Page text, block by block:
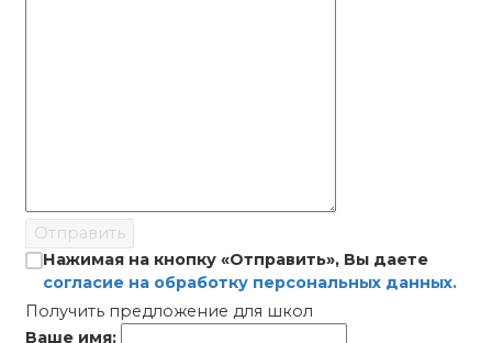
Отправить
Нажимая на кнопку «Отправить», Вы даете
согласие на обработку персональных данных.
Получить предложение для школ
Ваше имя: